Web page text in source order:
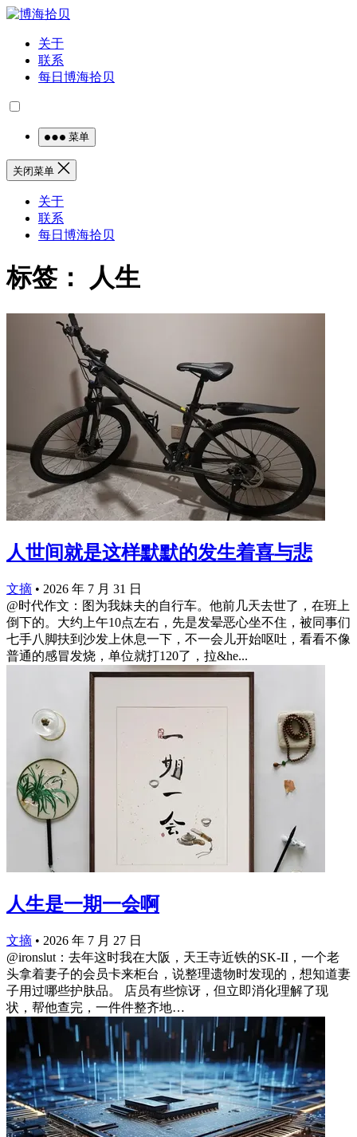
关于
联系
每日博海拾贝
菜单
关闭菜单
关于
联系
每日博海拾贝
标签： 人生
人世间就是这样默默的发生着喜与悲
文摘 • 2026 年 7 月 31 日
@时代作文：图为我妹夫的自行车。他前几天去世了，在班上
倒下的。大约上午10点左右，先是发晕恶心坐不住，被同事们
七手八脚扶到沙发上休息一下，不一会儿开始呕吐，看看不像
普通的感冒发烧，单位就打120了，拉&he...
人生是一期一会啊
文摘 • 2026 年 7 月 27 日
@ironslut：去年这时我在大阪，天王寺近铁的SK-II，一个老
头拿着妻子的会员卡来柜台，说整理遗物时发现的，想知道妻
子用过哪些护肤品。 店员有些惊讶，但立即消化理解了现
状，帮他查完，一件件整齐地…